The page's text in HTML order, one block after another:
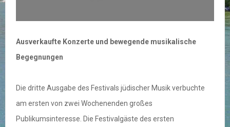
Ausverkaufte Konzerte und bewegende musikalische
Begegnungen
Die dritte Ausgabe des Festivals jüdischer Musik verbuchte
am ersten von zwei Wochenenden großes
Publikumsinteresse. Die Festivalgäste des ersten